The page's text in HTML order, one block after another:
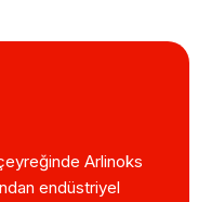
Arlinoks
endüstriyel